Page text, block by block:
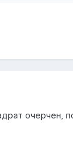
очерчен,